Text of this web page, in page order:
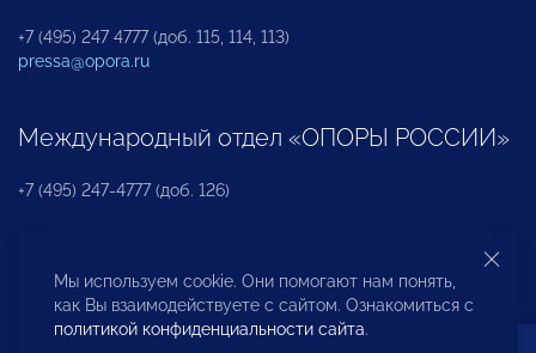
+7 (495) 247 4777 (доб. 115, 114, 113)
pressa@opora.ru
Международный отдел «ОПОРЫ РОССИИ»
+7 (495) 247-4777 (доб. 126)
Бюро по защите прав предпринимателей и
инвесторов
Мы используем cookie. Они помогают нам понять,
как Вы взаимодействуете с сайтом. Ознакомиться с
политикой конфиденциальности сайта.